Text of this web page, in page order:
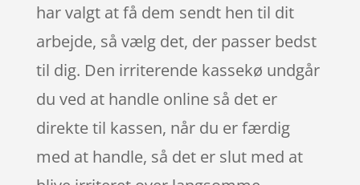
har valgt at få dem sendt hen til dit
arbejde, så vælg det, der passer bedst
til dig. Den irriterende kassekø undgår
du ved at handle online så det er
direkte til kassen, når du er færdig
med at handle, så det er slut med at